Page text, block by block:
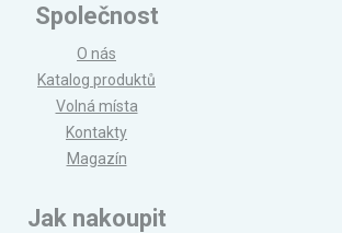
Společnost
O nás
Katalog produktů
Volná místa
Kontakty
Magazín
Jak nakoupit